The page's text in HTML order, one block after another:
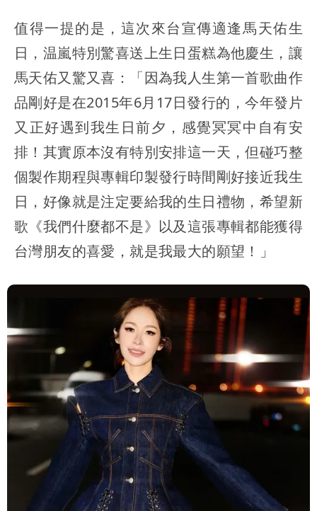
值得一提的是，這次來台宣傳適逢馬天佑生
日，温嵐特別驚喜送上生日蛋糕為他慶生，讓
馬天佑又驚又喜：「因為我人生第一首歌曲作
品剛好是在2015年6月17日發行的，今年發片
又正好遇到我生日前夕，感覺冥冥中自有安
排！其實原本沒有特別安排這一天，但碰巧整
個製作期程與專輯印製發行時間剛好接近我生
日，好像就是注定要給我的生日禮物，希望新
歌《我們什麼都不是》以及這張專輯都能獲得
台灣朋友的喜愛，就是我最大的願望！」